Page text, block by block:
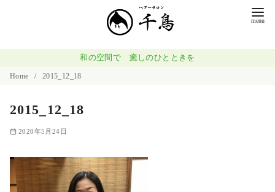
和の空間で 癒しのひとときを
Home 2015_12_18
2015_12_18
2020年5月24日